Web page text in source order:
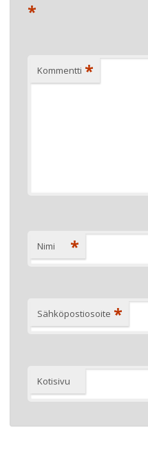
*
Kommentti *
Nimi *
Sähköpostiosoite *
Kotisivu